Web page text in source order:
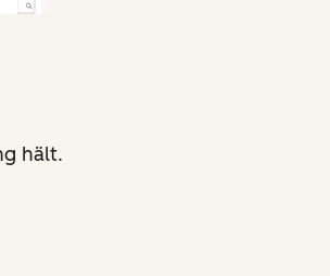
hält.